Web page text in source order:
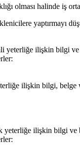
olması halinde iş
yaptırmayı
yeterliğe ilişkin bilgi ve
ilişkin bilgi, belge
yeterliğe ilişkin bilgi ve